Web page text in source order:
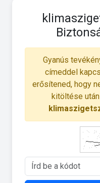
Gyanús
címeddel
erősítened, hogy
kitöltése